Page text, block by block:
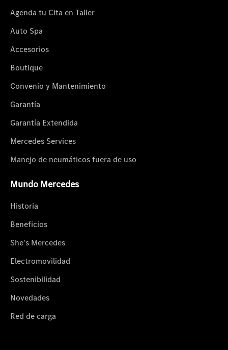
Agenda tu Cita en Taller
Auto Spa
Accesorios
Boutique
Convenio y Mantenimiento
Garantía
Garantía Extendida
Mercedes Services
Manejo de neumáticos fuera de uso
Mundo Mercedes
Historia
Beneficios
She's Mercedes
Electromovilidad
Sostenibilidad
Novedades
Red de carga